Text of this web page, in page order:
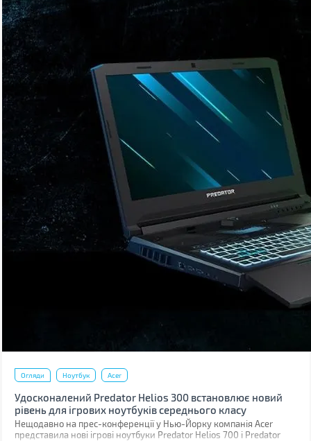
Огляди Ноутбук Acer
Удосконалений Predator Helios 300 встановлює новий
рівень для ігрових ноутбуків середнього класу
Нещодавно на прес-конференції у Нью-Йорку компанія Acer
представила нові ігрові ноутбуки Predator Helios 700 і Predator